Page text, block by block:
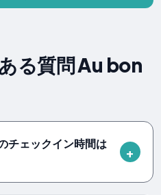
る質問 Au bon
ェックイン時間は